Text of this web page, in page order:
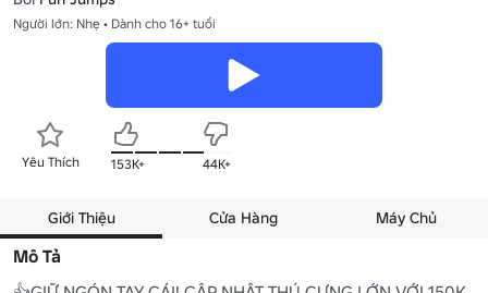
Người lớn: Nhẹ • Dành cho 16+ tuổi
Yêu Thích 153K+ 44K+
Giới Thiệu Cửa Hàng Máy Chủ
Mô Tả